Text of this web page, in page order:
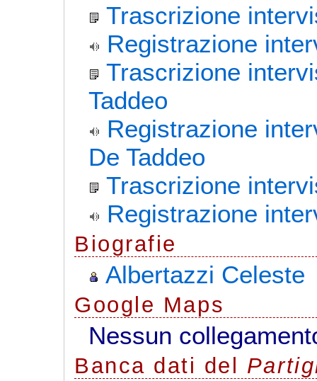
Trascrizione
Registrazione
Trascrizione
Taddeo
Registrazione
De Taddeo
Trascrizione
Registrazione
Biografie
Albertazzi Celeste
Goog e Maps
Nessun
Banca dati del